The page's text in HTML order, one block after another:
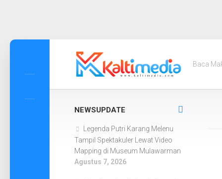
Skip
Baca
NEWSUPDATE
Legenda Putri Karang Melenu
Tampil Spektakuler Lewat Video
Mapping di Museum Mulawarman
Agustus 7, 2026